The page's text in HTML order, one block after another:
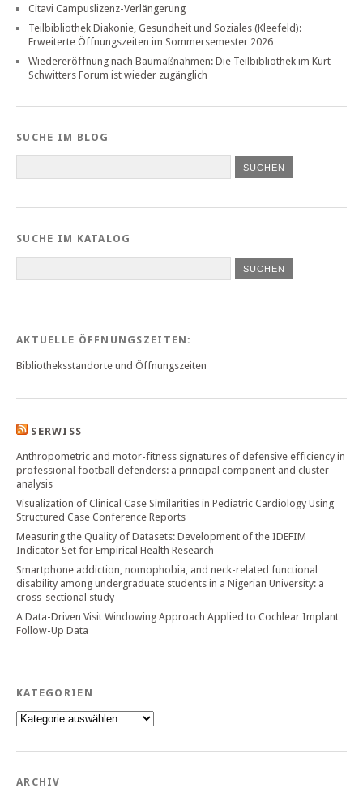
Citavi Campuslizenz-Verlängerung
Teilbibliothek Diakonie, Gesundheit und Soziales (Kleefeld):
Erweiterte Öffnungszeiten im Sommersemester 2026
Wiedereröffnung nach Baumaßnahmen: Die Teilbibliothek im Kurt-
Schwitters Forum ist wieder zugänglich
SUCHE IM BLOG
SUCHE IM KATALOG
SUCHEN
AKTUELLE ÖFFNUNGSZEITEN:
Bibliotheksstandorte und Öffnungszeiten
SERWISS
Anthropometric and motor-fitness signatures of defensive efficiency in
professional football defenders: a principal component and cluster
analysis
Visualization of Clinical Case Similarities in Pediatric Cardiology Using
Structured Case Conference Reports
Measuring the Quality of Datasets: Development of the IDEFIM
Indicator Set for Empirical Health Research
Smartphone addiction, nomophobia, and neck-related functional
disability among undergraduate students in a Nigerian University: a
cross-sectional study
A Data-Driven Visit Windowing Approach Applied to Cochlear Implant
Follow-Up Data
KATEGORIEN
Kategorien
ARCHIV